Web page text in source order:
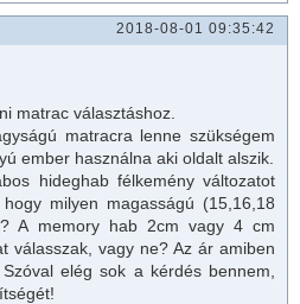
2018-08-01 09:35:42
matrac választáshoz.
matracra lenne szükségem
ember használna aki oldalt alszik.
hideghab félkemény változatot
milyen magasságú (15,16,18
A memory hab 2cm vagy 4 cm
válasszak, vagy ne? Az ár amiben
elég sok a kérdés bennem,